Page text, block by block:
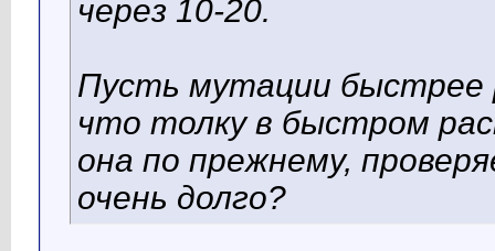
через 10-20.
Пусть мутации быстрее
что толку в быстром
она по прежнему,
очень долго?